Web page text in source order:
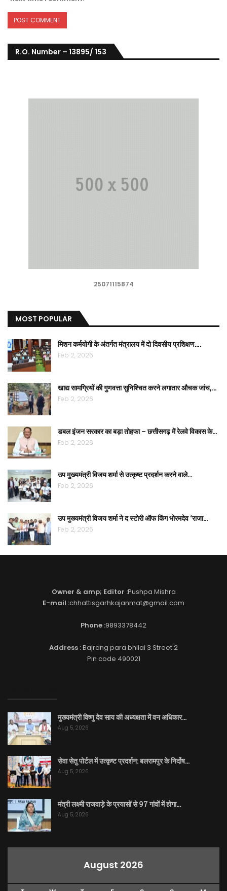
R.O. Number – 13895/ 153
25071115874
MOST POPULAR
मिशन कर्मयोगी के अंतर्गत मंत्रालय में दो दिवसीय प्रशिक्षण….
Feb 2, 2026
खाद्य सामग्रियों की गुणवत्ता सुनिश्चित करने लगातार औचक जांच,…
Feb 2, 2026
डबल इंजन सरकार का बड़ा तोहफा – छत्तीसगढ़ में रेलवे विकास के…
Feb 2, 2026
उप मुख्यमंत्री विजय शर्मा से उत्कृष्ट प्रदर्शन करने वाले…
Feb 2, 2026
उप मुख्यमंत्री विजय शर्मा ने द स्टोरी ऑफ किंग भोरमदेव ‘राजा…
Feb 2, 2026
Owner & amp; Editor :Pushpa Mishra
E-mail :chhattisgarhkajanmat@gmail.com
Phone :9893378442
Address :Bajrang para bhilai 3 Street 2
Pin code 490021
मुख्यमंत्री विष्णु देव साय की अध्यक्षता में वन अधिकार…
Aug 5, 2026
सेवा सेतु पोर्टल में उत्कृष्ट प्रदर्शन: बलरामपुर के निर्दोष…
Aug 5, 2026
मंत्री लक्ष्मी राजवाड़े के प्रयासों से 97 गांवों में होगा…
Aug 5, 2026
August 2026